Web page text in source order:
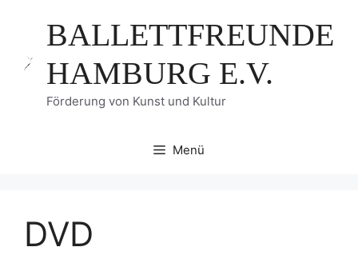
springenBALLETTFREUNDE
HAMBURG E.V.
Förderung von Kunst und Kultur
Menü
DVD